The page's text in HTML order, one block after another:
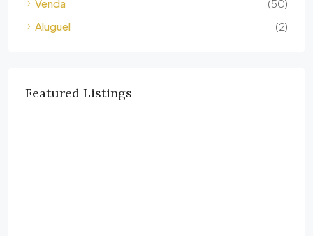
Venda
(50)
Aluguel
(2)
Featured Listings